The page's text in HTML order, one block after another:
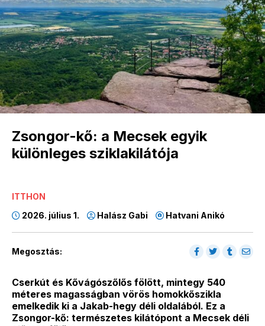
Zsongor-kő: a Mecsek egyik
különleges sziklakilátója
ITTHON
2026. július 1.
Halász Gabi Hatvani Anikó
Megosztás:
Cserkút és Kővágószőlős fölött, mintegy 540
méteres magasságban vörös homokkőszikla
emelkedik ki a Jakab-hegy déli oldalából. Ez a
Zsongor-kő: természetes kilátópont a Mecsek déli